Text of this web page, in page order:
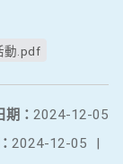
動.pdf
期： 2024-12-05
2024-12-05 |